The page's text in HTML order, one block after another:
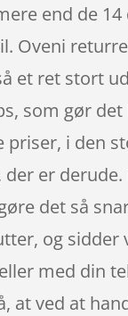
end de 14
Oveni
et ret stort
som gør det
priser, i den
er derude.
det så
og sidder
med din
at ved at